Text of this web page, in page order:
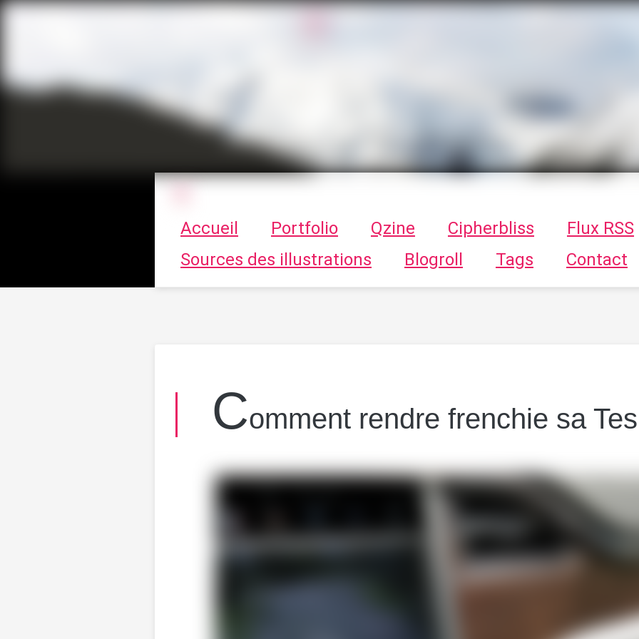
Tykayn Blog
Le vortex à chats - Illustrations, trucs en tout genre par Tykayn
Accueil Portfolio Qzine Cipherbliss
Flux RSS
Sources des illustrations
Blogroll Tags Contact
Comment rendre frenchie sa